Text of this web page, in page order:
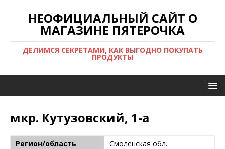
НЕОФИЦИАЛЬНЫЙ САЙТ О
МАГАЗИНЕ ПЯТЕРОЧКА
ДЕЛИМСЯ СЕКРЕТАМИ, КАК ВЫГОДНО ПОКУПАТЬ
ПРОДУКТЫ
мкр. Кутузовский, 1-а
Регион/область
Смоленская обл.